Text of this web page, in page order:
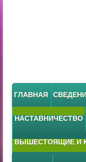
ГЛАВНАЯ
НАСТАВНИЧЕСТВО
ВЫШЕСТОЯЩИЕ И